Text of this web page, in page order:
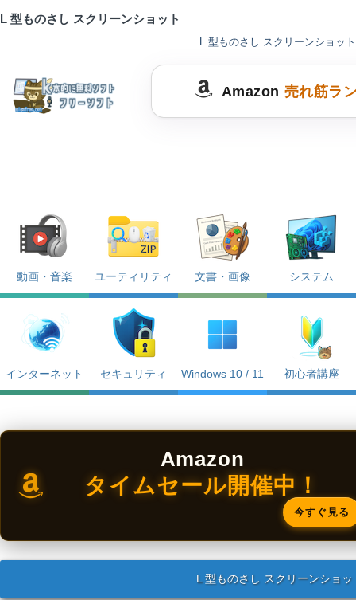
L 型ものさし スクリーンショット
L 型ものさし スクリーンショット
Amazon 売れ筋ラ
動画・音楽 ユーティリティ 文書・画像 システム
インターネット セキュリティ Windows 10 / 11 初心者講座
Amazon
タイムセール開催中！
今すぐ見る
L 型ものさし スクリーンショッ